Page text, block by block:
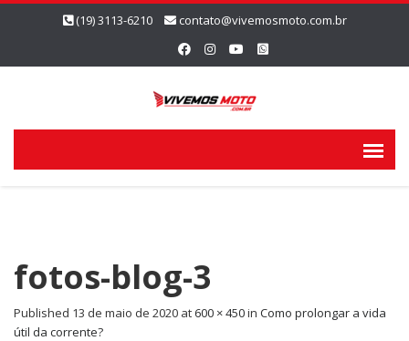
(19) 3113-6210 contato@vivemosmoto.com.br
fotos-blog-3
Published 13 de maio de 2020 at 600 × 450in Como prolongar a vida
útil da corrente?